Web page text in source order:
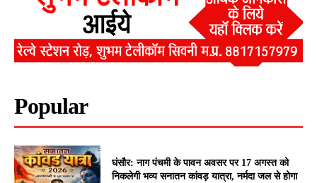
Popular
घंसौर: नाग पंचमी के पावन अवसर पर 17 अगस्त को
निकलेगी भव्य सनातन कांवड़ यात्रा, नर्मदा जल से होगा